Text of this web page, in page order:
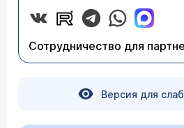
Сотрудничество для
Версия для